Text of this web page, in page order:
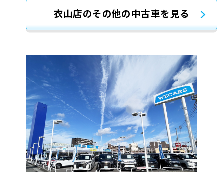
衣山店のその他の中古車を見る